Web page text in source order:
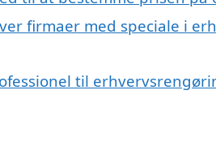
firmaer med speciale i
til